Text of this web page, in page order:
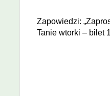
Zapowiedzi:
Tanie wtorki – bilet